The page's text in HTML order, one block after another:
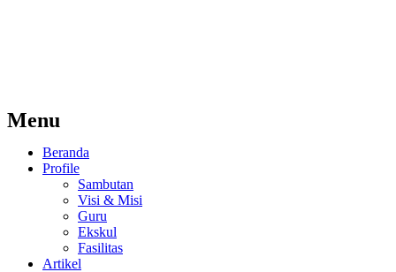
Menu
Beranda
Profile
Sambutan
Visi & Misi
Guru
Ekskul
Fasilitas
Artikel